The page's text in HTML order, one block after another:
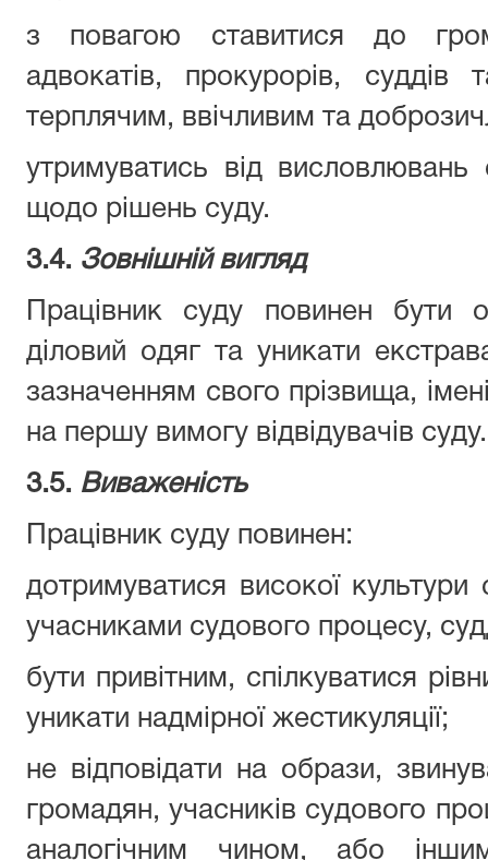
з повагою ставитися до
адвокатів, прокурорів, суддів
терплячим, ввічливим та
утримуватись від висловлювань
щодо рішень суду.
3.4. Зовнішній вигляд
Працівник суду повинен бути
діловий одяг та уникати
зазначенням свого прізвища,
на першу вимогу відвідувачів суду.
3.5. Виваженість
Працівник суду повинен:
дотримуватися високої
учасниками судового процесу,
бути привітним, спілкуватися
уникати надмірної жестикуляції;
не відповідати на образи,
громадян, учасників судового
аналогічним чином, або